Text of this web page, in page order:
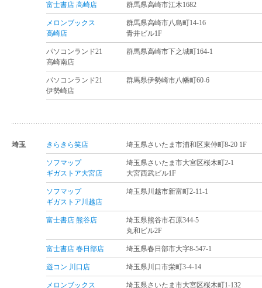
富士書店 高崎店 群馬県高崎市江木1682
メロンブックス
高崎店
群馬県高崎市八島町14-16
青井ビル1F
パソコンランド21
高崎南店
群馬県高崎市下之城町164-1
パソコンランド21
伊勢崎店
群馬県伊勢崎市八幡町60-6
埼玉 きらきら笑店 埼玉県さいたま市浦和区東仲町8-20 1F
ソフマップ
ギガストア大宮店
埼玉県さいたま市大宮区桜木町2-1
大宮西武ビル1F
ソフマップ
ギガストア川越店
埼玉県川越市新富町2-11-1
富士書店 熊谷店
埼玉県熊谷市石原344-5
丸和ビル2F
富士書店 春日部店 埼玉県春日部市大字8-547-1
遊コン 川口店 埼玉県川口市栄町3-4-14
メロンブックス 埼玉県さいたま市大宮区桜木町1-132